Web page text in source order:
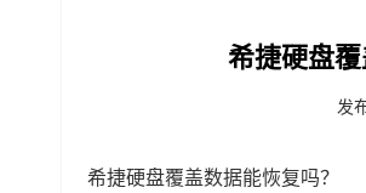
希捷硬盘
发
希捷硬盘覆盖数据能恢复吗？